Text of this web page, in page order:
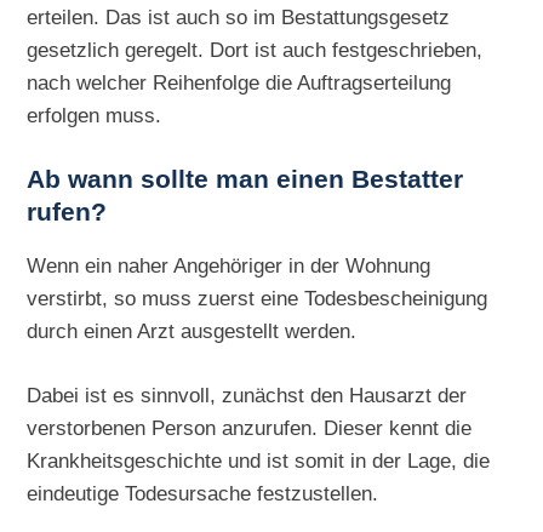
erteilen. Das ist auch so im Bestattungsgesetz
gesetzlich geregelt. Dort ist auch festgeschrieben,
nach welcher Reihenfolge die Auftragserteilung
erfolgen muss.
Ab wann sollte man einen Bestatter
rufen?
Wenn ein naher Angehöriger in der Wohnung
verstirbt, so muss zuerst eine Todesbescheinigung
durch einen Arzt ausgestellt werden.
Dabei ist es sinnvoll, zunächst den Hausarzt der
verstorbenen Person anzurufen. Dieser kennt die
Krankheitsgeschichte und ist somit in der Lage, die
eindeutige Todesursache festzustellen.